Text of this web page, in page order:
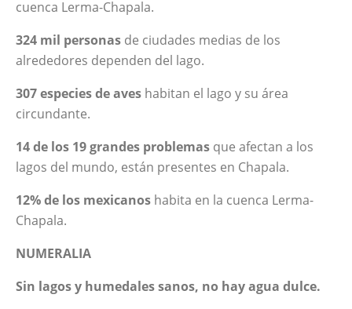
cuenca Lerma-Chapala.
324 mil personas de ciudades medias de los
alrededores dependen del lago.
307especies de aves habitan el lago y su área
circundante.
14de los 19 grandes problemas que afectan a los
lagos del mundo, están presentes en Chapala.
12%de los mexicanos habita en la cuenca Lerma-
Chapala.
NUMERALIA
Sin lagos y humedales sanos, no hay agua dulce.